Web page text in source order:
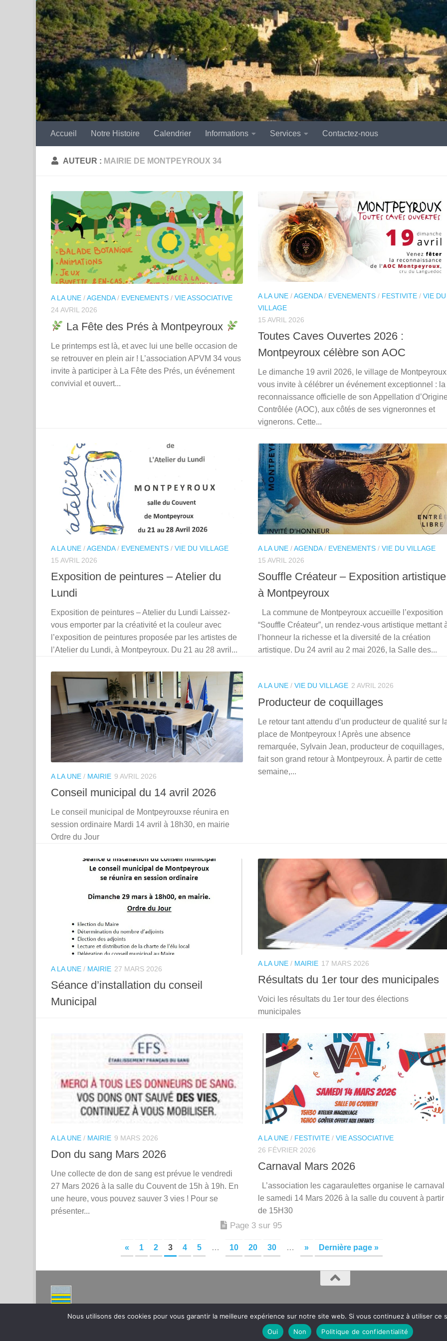
Skip to content
Accueil Notre Histoire Calendrier Informations Services Contactez-nous
AUTEUR : MAIRIE DE MONTPEYROUX 34
A LA UNE /AGENDA/ EVENEMENTS / VIE ASSOCIATIVE
24 AVRIL 2026
La Fête des Prés à Montpeyroux
Le printemps est là, et avec lui une belle occasion de
se retrouver en plein air ! L’association APVM 34 vous
invite à participer à La Fête des Prés, un événement
convivial et ouvert...
A LA UNE /AGENDA/ EVENEMENTS / FESTIVITE / VIE DU
VILLAGE
15 AVRIL 2026
Toutes Caves Ouvertes 2026 :
Montpeyroux célèbre son AOC
Le dimanche 19 avril 2026, le village de Montpeyroux
vous invite à célébrer un événement exceptionnel : la
reconnaissance officielle de son Appellation
Contrôlée (AOC), aux côtés de ses vigneronnes et
vignerons. Cette...
A LA UNE /AGENDA/ EVENEMENTS / VIE DU VILLAGE
15 AVRIL 2026
Exposition de peintures – Atelier du
Lundi
Exposition de peintures – Atelier du Lundi Laissez-
vous emporter par la créativité et la couleur avec
l’exposition de peintures proposée par les artistes de
l’Atelier du Lundi, à Montpeyroux. Du 21 au 28 avril...
A LA UNE /AGENDA/ EVENEMENTS / VIE DU VILLAGE
15 AVRIL 2026
Souffle Créateur – Exposition artistique
à Montpeyroux
La commune de Montpeyroux accueille l’exposition
“Souffle Créateur”, un rendez-vous artistique mettant
l’honneur la richesse et la diversité de la création
artistique. Du 24 avril au 2 mai 2026, la Salle des...
A LA UNE / MAIRIE 9 AVRIL 2026
Conseil municipal du 14 avril 2026
Le conseil municipal de Montpeyrouxse réunira en
session ordinaire Mardi 14 avril à 18h30, en mairie
Ordre du Jour
A LA UNE / VIE DU VILLAGE 2 AVRIL 2026
Producteur de coquillages
Le retour tant attendu d’un producteur de qualité sur
place de Montpeyroux ! Après une absence
remarquée, Sylvain Jean, producteur de coquillages,
fait son grand retour à Montpeyroux. À partir de cette
semaine,...
A LA UNE / MAIRIE 27 MARS 2026
Séance d’installation du conseil
Municipal
A LA UNE / MAIRIE 17 MARS 2026
Résultats du 1er tour des municipales
Voici les résultats du 1er tour des élections
municipales
A LA UNE / MAIRIE 9 MARS 2026
Don du sang Mars 2026
Une collecte de don de sang est prévue le vendredi
27 Mars 2026 à la salle du Couvent de 15h à 19h. En
une heure, vous pouvez sauver 3 vies ! Pour se
présenter...
A LA UNE / FESTIVITE / VIE ASSOCIATIVE
26 FÉVRIER 2026
Carnaval Mars 2026
L’association les cagaraulettes organise le carnaval
le samedi 14 Mars 2026 à la salle du couvent à partir
de 15H30
Page 3 sur 95
« 1 2 3 4 5 … 10 20 30 … » Dernière page »
Nous utilisons des cookies pour vous garantir la meilleure expérience sur notre site web. Si vous continuez à utiliser
Oui
Non Politique de confidentialité